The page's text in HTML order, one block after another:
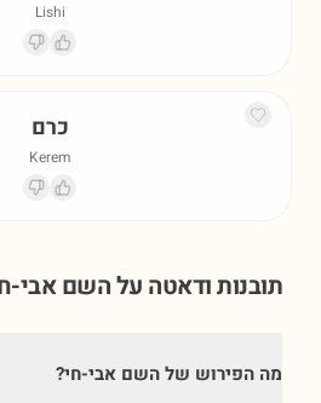
Lishi
כרם
Kerem
תובנות ודאטה על השםאבי-
מה הפירוש של השם אבי-חי?